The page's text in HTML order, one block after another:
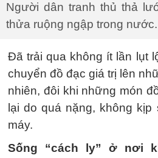
Người dân tranh thủ thả
thửa ruộng ngập trong
Đã trải qua không ít lần lụt
chuyển đồ đạc giá trị lên
nhiên, đôi khi những món
lại do quá nặng, không
máy.
Sống “cách ly” ở nơi